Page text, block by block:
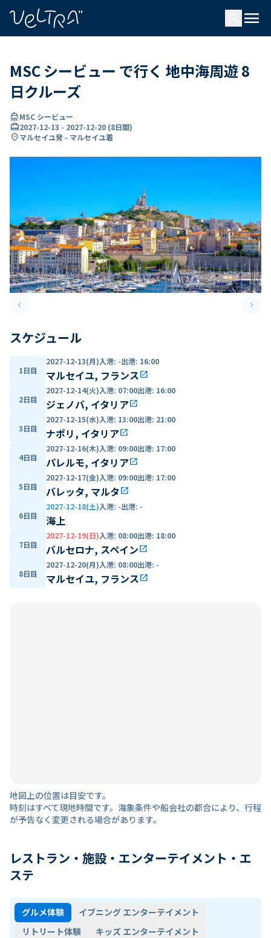
menu
MSC シービュー で行く 地中海周遊 8
日クルーズ
directions_boatMSC シービュー
card_travel2027-12-13 - 2027-12-20 (8日間)
location_onマルセイユ発 - マルセイユ着
keyboard_arrow_leftPrevious slide keyboard_arrow_right
スケジュール
1日目
2027-12-13(月)入港: -出港: 16:00
マルセイユ, フランスopen_in_new
2日目
2027-12-14(火)入港: 07:00出港: 16:00
ジェノバ, イタリアopen_in_new
3日目
2027-12-15(水)入港: 13:00出港: 21:00
ナポリ, イタリアopen_in_new
4日目
2027-12-16(木)入港: 09:00出港: 17:00
パレルモ, イタリアopen_in_new
5日目
2027-12-17(金)入港: 09:00出港: 17:00
バレッタ, マルタopen_in_new
6日目
2027-12-18(土)入港: -出港: -
海上
7日目
2027-12-19(日)入港: 08:00出港: 18:00
バルセロナ, スペインopen_in_new
8日目
2027-12-20(月)入港: 08:00出港: -
マルセイユ, フランスopen_in_new
地図上の位置は目安です。
時刻はすべて現地時間です。海象条件や船会社の都合により、行程
が予告なく変更される場合があります。
レストラン・施設・エンターテイメント・エ
ステ
グルメ体験
イブニング エンターテイメント
リトリート体験
キッズ エンターテイメント